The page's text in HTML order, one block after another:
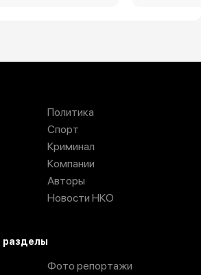
Политика
Спорт
Криминал
Компании
Авторы
Новости НКО
Фото репортажи